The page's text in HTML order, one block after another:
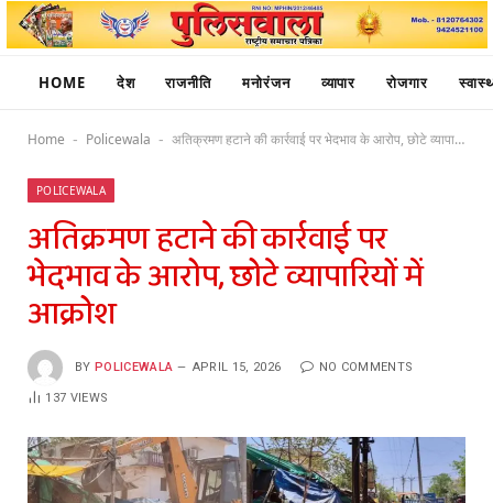
HOME देश राजनीति मनोरंजन व्यापार रोजगार
Home - Policewala - अतिक्रमण हटाने की कार्रवाई पर भेदभाव के आरोप, छोटे व्यापारियों में आक्रोश
POLICEWALA
अतिक्रमण हटाने की कार्रवाई पर
भेदभाव के आरोप, छोटे व्यापारियों में
आक्रोश
BY POLICEWALA APRIL 15, 2026 NO COMMENTS
137 VIEWS